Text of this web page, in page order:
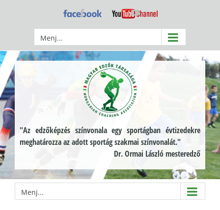
Facebook YouTube
Menj...
"Az edzőképzés színvonala egy sportágban évtizedekre
meghatározza az adott sportág szakmai színvonalát."
Dr. Ormai László mesteredző
Menj...